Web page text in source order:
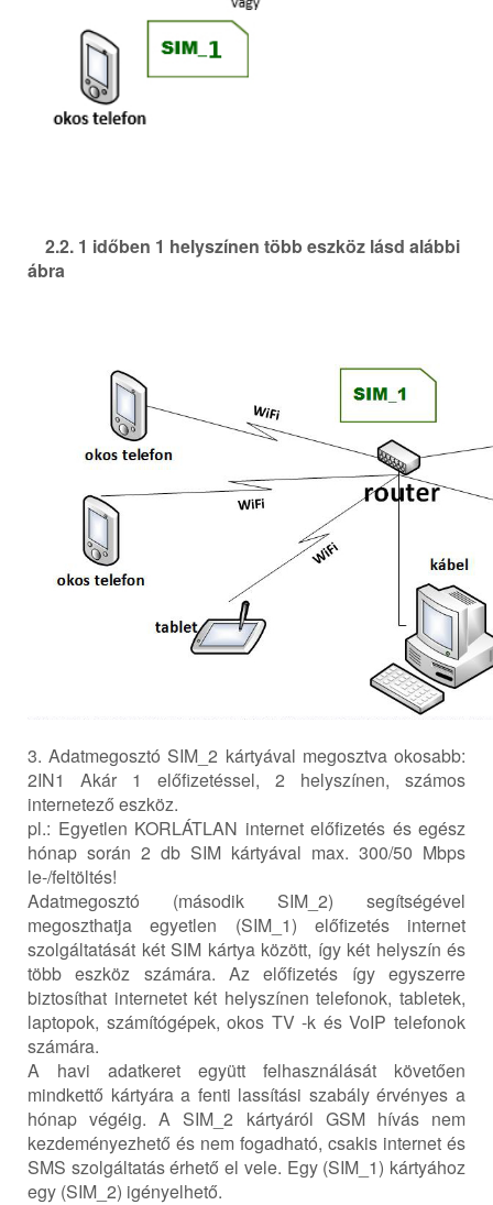
2.2. 1 időben 1 helyszínen több eszköz lásd alábbi
ábra
3. Adatmegosztó SIM_2 kártyával megosztva okosabb:
2IN1 Akár 1 előfizetéssel, 2 helyszínen, számos
internetező eszköz.
pl.: Egyetlen KORLÁTLAN internet előfizetés és egész
hónap során 2 db SIM kártyával max. 300/50 Mbps
le-/feltöltés!
Adatmegosztó (második SIM_2) segítségével
megoszthatja egyetlen (SIM_1) előfizetés internet
szolgáltatását két SIM kártya között, így két helyszín és
több eszköz számára. Az előfizetés így egyszerre
biztosíthat internetet két helyszínen telefonok, tabletek,
laptopok, számítógépek, okos TV -k és VoIP telefonok
számára.
A havi adatkeret együtt felhasználását követően
mindkettő kártyára a fenti lassítási szabály érvényes a
hónap végéig. A SIM_2 kártyáról GSM hívás nem
kezdeményezhető és nem fogadható, csakis internet és
SMS szolgáltatás érhető el vele. Egy (SIM_1) kártyához
egy (SIM_2) igényelhető.